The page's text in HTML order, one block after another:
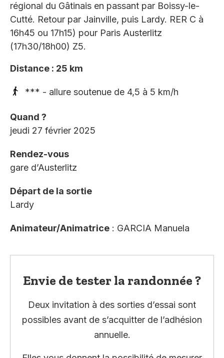
régional du Gâtinais en passant par Boissy-le-
Cutté. Retour par Jainville, puis Lardy. RER C à
16h45 ou 17h15) pour Paris Austerlitz
(17h30/18h00) Z5.
Distance : 25 km
*** - allure soutenue de 4,5 à 5 km/h
Quand ?
jeudi 27 février 2025
Rendez-vous
gare d’Austerlitz
Départ de la sortie
Lardy
Animateur/Animatrice : GARCIA Manuela
Envie de tester la randonnée ?
Deux invitation à des sorties d’essai sont
possibles avant de s’acquitter de l’adhésion
annuelle.